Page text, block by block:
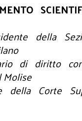
della
di diritto
Molise
della Corte